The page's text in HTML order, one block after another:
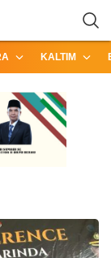
KALTIM